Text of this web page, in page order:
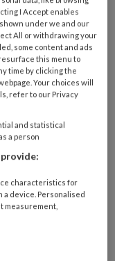
ze een
stap voor stap
de
als in
flowchart nu
maar met
POH’ers te
van het
hoe je
risico’s.
bij de
I Accept enables
under we and our
All or withdrawing your
some content and ads
this menu to
time by clicking the
Your choices will
refer to our Privacy
and statistical
a person
characteristics for
a device. Personalised
measurement,